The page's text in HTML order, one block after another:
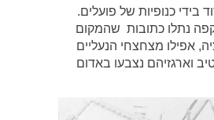
בידי כנופיות של פועלים.
נתלו כתובות שהמקום
אפילו מצחצחי הנעליים
וארגזיהם נצבעו באדום